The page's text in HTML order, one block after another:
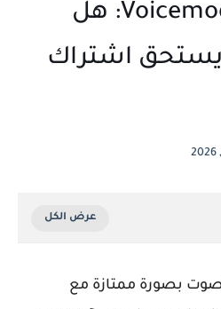
مراجعة Voicemod 2026: هل
اشتراك
بصورة ممتازة مع